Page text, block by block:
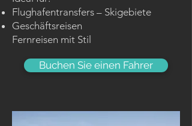
Flughafentransfers – Skigebiete
Geschäftsreisen
Fernreisen mit Stil
Buchen Sie einen Fahrer